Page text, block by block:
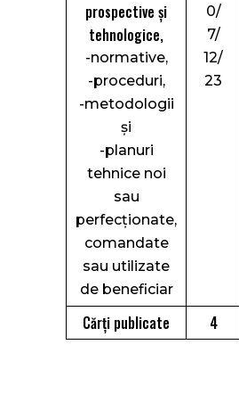
prospective și
tehnologice,
-normative,
-proceduri,
-metodologii
și
-planuri
tehnice noi
sau
perfecționate,
comandate
sau utilizate
de beneficiar
0/
7/
12/
23
Cărți publicate 4